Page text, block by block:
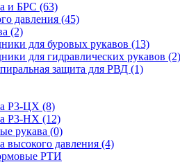
и БРС (63)
давления (45)
(2)
для буровых рукавов (13)
для гидравлических рукавов (2)
защита для РВД (1)
Р3-ЦХ (8)
Р3-НХ (12)
рукава (0)
высокого давления (4)